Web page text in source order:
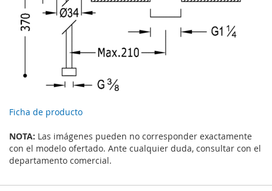
Ficha de producto
NOTA: Las imágenes pueden no corresponder exactamente
con el modelo ofertado. Ante cualquier duda, consultar con el
departamento comercial.